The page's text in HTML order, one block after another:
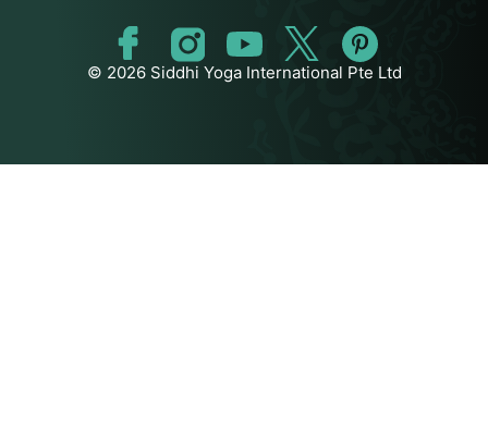
© 2026 Siddhi Yoga International Pte Ltd